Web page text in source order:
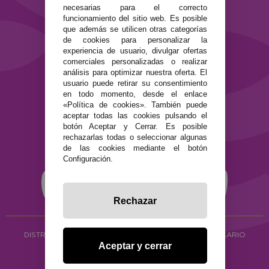
Contacto
SEGURIDAD Y PRIVACIDAD
Términos y condiciones de uso
Política de privacidad
Política de cookies
DISTRIBUCIÓN ALIMENTACIÓN ECOLÓGICA Y HERBOLARIO
Copyright © 2026 ·www.ecocash.es
necesarias para el correcto
funcionamiento del sitio web. Es posible
que además se utilicen otras categorías
de cookies para personalizar la
experiencia de usuario, divulgar ofertas
comerciales personalizadas o realizar
análisis para optimizar nuestra oferta. El
usuario puede retirar su consentimiento
en todo momento, desde el enlace
«Política de cookies». También puede
aceptar todas las cookies pulsando el
botón Aceptar y Cerrar. Es posible
rechazarlas todas o seleccionar algunas
de las cookies mediante el botón
Configuración.
Rechazar
Aceptar y cerrar